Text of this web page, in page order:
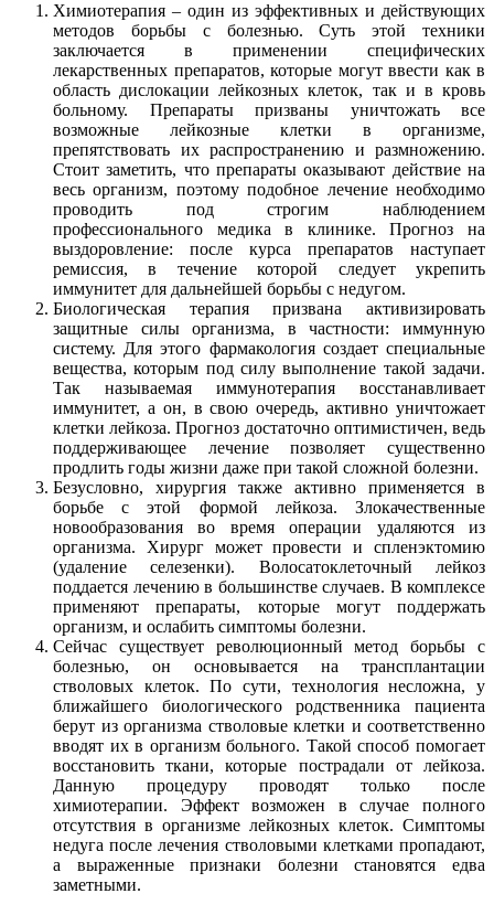
Химиотерапия – один из эффективных и действующих
методов борьбы с болезнью. Суть этой техники
заключается в применении специфических
лекарственных препаратов, которые могут ввести как в
область дислокации лейкозных клеток, так и в кровь
больному. Препараты призваны уничтожать все
возможные лейкозные клетки в организме,
препятствовать их распространению и размножению.
Стоит заметить, что препараты оказывают действие на
весь организм, поэтому подобное лечение необходимо
проводить под строгим наблюдением
профессионального медика в клинике. Прогноз на
выздоровление: после курса препаратов наступает
ремиссия, в течение которой следует укрепить
иммунитет для дальнейшей борьбы с недугом.
Биологическая терапия призвана активизировать
защитные силы организма, в частности: иммунную
систему. Для этого фармакология создает специальные
вещества, которым под силу выполнение такой задачи.
Так называемая иммунотерапия восстанавливает
иммунитет, а он, в свою очередь, активно уничтожает
клетки лейкоза. Прогноз достаточно оптимистичен, ведь
поддерживающее лечение позволяет существенно
продлить годы жизни даже при такой сложной болезни.
Безусловно, хирургия также активно применяется в
борьбе с этой формой лейкоза. Злокачественные
новообразования во время операции удаляются из
организма. Хирург может провести и спленэктомию
(удаление селезенки). Волосатоклеточный лейкоз
поддается лечению в большинстве случаев. В комплексе
применяют препараты, которые могут поддержать
организм, и ослабить симптомы болезни.
Сейчас существует революционный метод борьбы с
болезнью, он основывается на трансплантации
стволовых клеток. По сути, технология несложна, у
ближайшего биологического родственника пациента
берут из организма стволовые клетки и соответственно
вводят их в организм больного. Такой способ помогает
восстановить ткани, которые пострадали от лейкоза.
Данную процедуру проводят только после
химиотерапии. Эффект возможен в случае полного
отсутствия в организме лейкозных клеток. Симптомы
недуга после лечения стволовыми клетками пропадают,
а выраженные признаки болезни становятся едва
заметными.